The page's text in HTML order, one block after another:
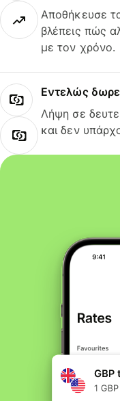
Αποθήκευσε
βλέπεις πώς
με τον χρόνο.
Εντελώς
Λήψη σε
και δεν